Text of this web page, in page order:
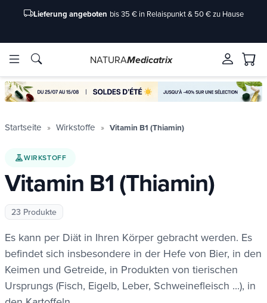
Marken
2-
Lieferung angeboten bis 35 € in Relaispunkt & 50 € zu Hause
Marken
2-
NATURAMedicatrix
Startseite Wirkstoffe Vitamin B1 (Thiamin)
WIRKSTOFF
Vitamin B1 (Thiamin)
23 Produkte
Es kann per Diät in Ihren Körper gebracht werden. Es
befindet sich insbesondere in der Hefe von Bier, in den
Keimen und Getreide, in Produkten von tierischen
Ursprungs (Fisch, Eigelb, Leber, Schweinefleisch ...), in